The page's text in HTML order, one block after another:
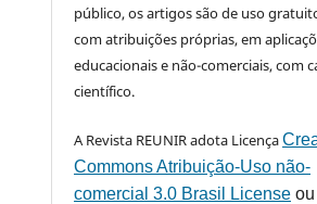
público, os artigos são de uso
com atribuições próprias, em
educacionais e não-comerciais, com
científico.
A Revista REUNIR adota Licença
Commons Atribuição-Uso não-
comercial 3.0 Brasil License